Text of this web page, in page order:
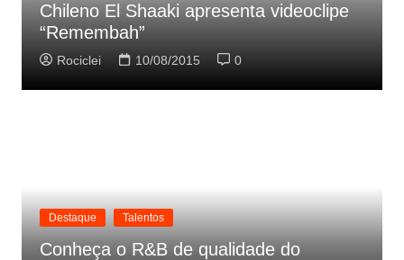
Chileno El Shaaki apresenta videoclipe
“Remembah”
Rociclei 10/08/2015 0
Destaque Talentos
Conheça o R&B de qualidade do